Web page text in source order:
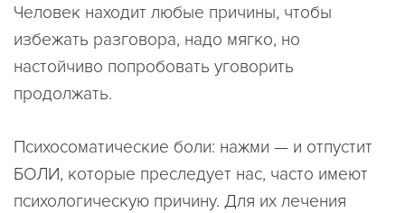
Человек находит любые причины, чтобы
избежать разговора, надо мягко, но
настойчиво попробовать уговорить
продолжать.
Психосоматические боли: нажми — и отпустит
БОЛИ, которые преследует нас, часто имеют
психологическую причину. Для их лечения